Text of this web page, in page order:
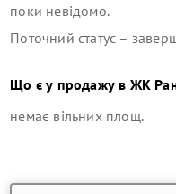
поки невідомо.
Поточний статус –
Що є у продажу в ЖК
немає вільних площ.